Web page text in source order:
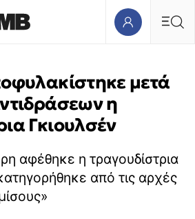
μετά
η
Γκιουλσέν
αφέθηκε η τραγουδίστρια
από τις αρχές